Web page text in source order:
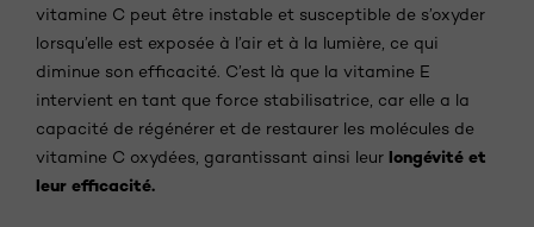
vitamine C peut être instable et susceptible de s’oxyder
lorsqu’elle est exposée à l’air et à la lumière, ce qui
diminue son efficacité. C’est là que la vitamine E
intervient en tant que force stabilisatrice, car elle a la
capacité de régénérer et de restaurer les molécules de
vitamine C oxydées, garantissant ainsi leur longévité et
leur efficacité.